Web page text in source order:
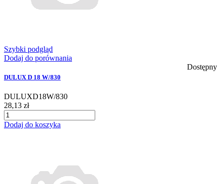
Szybki podgląd
Dodaj do porównania
Dostępny
DULUX D 18 W/830
DULUXD18W/830
28,13 zł
Dodaj do koszyka